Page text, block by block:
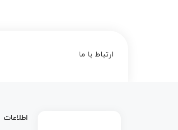
ارتباط با ما
اطلاعات